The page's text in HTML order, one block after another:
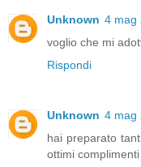
Unknown 4 mag
voglio che mi
Rispondi
Unknown 4 mag
hai preparato
ottimi complimenti